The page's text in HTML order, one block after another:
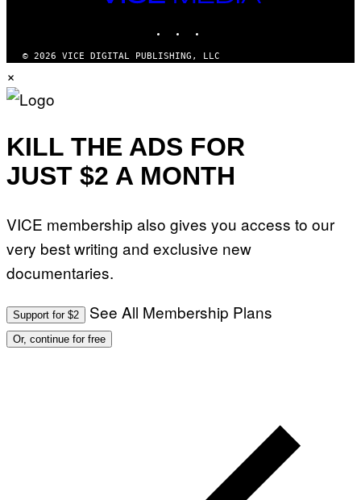
MEDIA
© 2026 VICE DIGITAL PUBLISHING, LLC
×
KILL THE ADS FOR
JUST $2 A MONTH
VICE membership also gives you access to our
very best writing and exclusive new
documentaries.
Support for $2 See All Membership Plans
Or, continue for free